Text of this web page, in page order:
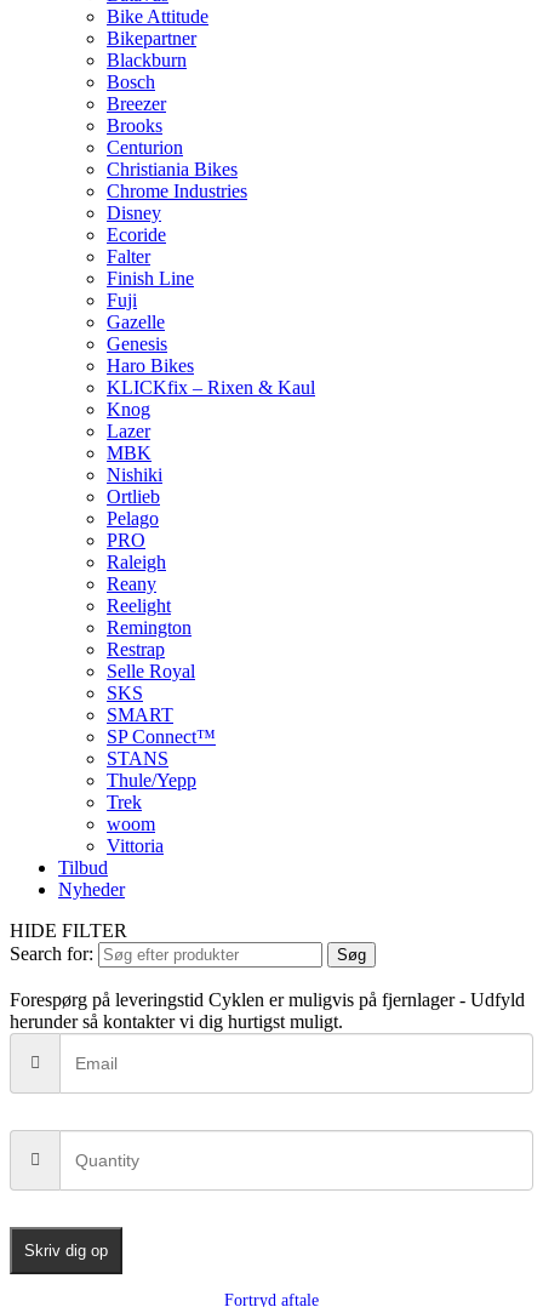
Bike Attitude
Bikepartner
Blackburn
Bosch
Breezer
Brooks
Centurion
Christiania Bikes
Chrome Industries
Disney
Ecoride
Falter
Finish Line
Fuji
Gazelle
Genesis
Haro Bikes
KLICKfix – Rixen & Kaul
Knog
Lazer
MBK
Nishiki
Ortlieb
Pelago
PRO
Raleigh
Reany
Reelight
Remington
Restrap
Selle Royal
SKS
SMART
SP Connect™
STANS
Thule/Yepp
Trek
woom
Vittoria
Tilbud
Nyheder
HIDE FILTER
Search for:
Søg
Forespørg på leveringstid Cyklen er muligvis på fjernlager - Udfyld
herunder så kontakter vi dig hurtigst muligt.
Skriv dig op
Fortryd aftale